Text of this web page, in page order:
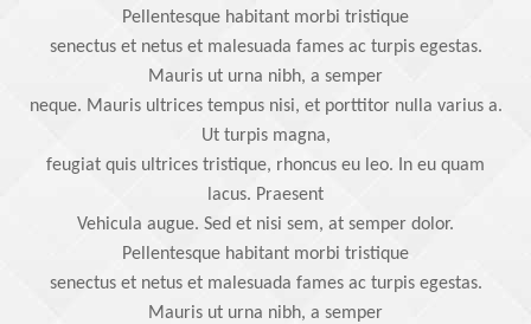
Pellentesque habitant morbi tristique
senectus et netus et malesuada fames ac turpis egestas.
Mauris ut urna nibh, a semper
neque. Mauris ultrices tempus nisi, et porttitor nulla varius a.
Ut turpis magna,
feugiat quis ultrices tristique, rhoncus eu leo. In eu quam
lacus. Praesent
Vehicula augue. Sed et nisi sem, at semper dolor.
Pellentesque habitant morbi tristique
senectus et netus et malesuada fames ac turpis egestas.
Mauris ut urna nibh, a semper